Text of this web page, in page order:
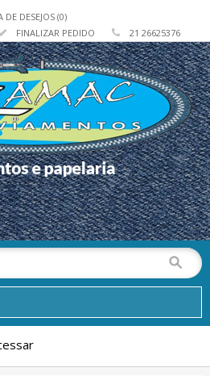
DE DESEJOS (0)
FINALIZAR PEDIDO 21 26625376